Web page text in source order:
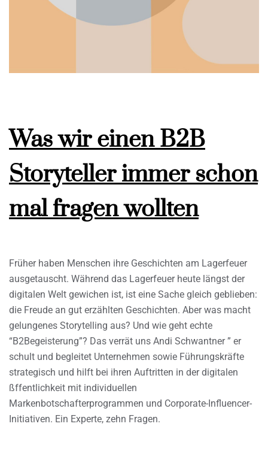
Was wir einen B2B
Storyteller immer schon
mal fragen wollten
Früher haben Menschen ihre Geschichten am Lagerfeuer
ausgetauscht. Während das Lagerfeuer heute längst der
digitalen Welt gewichen ist, ist eine Sache gleich geblieben:
die Freude an gut erzählten Geschichten. Aber was macht
gelungenes Storytelling aus? Und wie geht echte
“B2Begeisterung”? Das verrät uns Andi Schwantner ” er
schult und begleitet Unternehmen sowie Führungskräfte
strategisch und hilft bei ihren Auftritten in der digitalen
ßffentlichkeit mit individuellen
Markenbotschafterprogrammen und Corporate-Influencer-
Initiativen. Ein Experte, zehn Fragen.